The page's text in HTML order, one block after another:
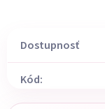
Dostupnosť
Kód: